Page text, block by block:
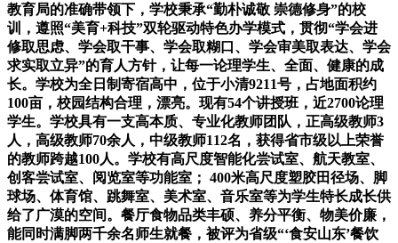
教育局的准确带领下，学校秉承“勤朴诚敬 崇德修身”的校
训，遵照“美育+科技”双轮驱动特色办学模式，贯彻“学会进
修取思虑、学会取干事、学会取糊口、学会审美取表达、学会
求实取立异”的育人方针，让每一论理学生、全面、健康的成
长。学校为全日制寄宿高中，位于小清9211号，占地面积约
100亩，校园结构合理，漂亮。现有54个讲授班，近2700论理
学生。学校具有一支高本质、专业化教师团队，正高级教师3
人，高级教师70余人，中级教师112名，获得省市级以上荣誉
的教师跨越100人。学校有高尺度智能化尝试室、航天教室、
创客尝试室、阅览室等功能室； 400米高尺度塑胶田径场、脚
球场、体育馆、跳舞室、美术室、音乐室等为学生特长成长供
给了广漠的空间。餐厅食物品类丰硕、养分平衡、物美价廉，
能同时满脚两千余名师生就餐，被评为省级“‘食安山东’餐饮